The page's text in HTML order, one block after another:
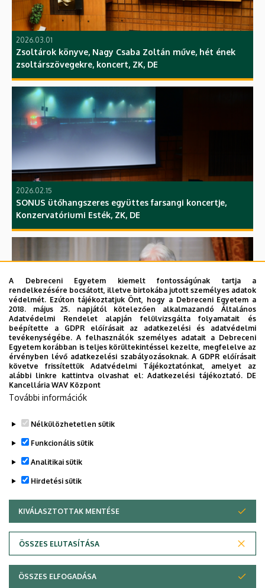
2026.03.01
Zsoltárok könyve, Nagy Csaba Zoltán műve, hét ének
zsoltárszövegekre, koncert, ZK, DE
2026.02.15
SONUS ütőhangszeres együttes farsangi koncertje,
Konzervatóriumi Esték, ZK, DE
2026.02.11
Hogyan kommunikál a zene, Duffek Mihály előadása, ZK,
Professzori Klub, DE
Adatvédelem
A Debreceni Egyetem kiemelt fontosságúnak tartja a
rendelkezésére bocsátott, illetve birtokába jutott személyes adatok
védelmét. Ezúton tájékoztatjuk Önt, hogy a Debreceni Egyetem a
2018. május 25. napjától kötelezően alkalmazandó Általános
Adatvédelmi Rendelet alapján felülvizsgálta folyamatait és
beépítette a GDPR előírásait az adatkezelési és adatvédelmi
tevékenységébe. A felhasználók személyes adatait a Debreceni
Egyetem korábban is teljes körültekintéssel kezelte, megfelelve az
érvényben lévő adatkezelési szabályozásoknak. A GDPR előírásait
követve frissítettük Adatvédelmi Tájékoztatónkat, amelyet az
alábbi linkre kattintva olvashat el:Adatkezelési tájékoztató. DE
Kancellária WAV Központ
További információk
Nélkülözhetetlen sütik
Funkcionális sütik
Analitikai sütik
Hirdetési sütik
KIVÁLASZTOTTAK MENTÉSE
ÖSSZES ELUTASÍTÁSA
WITHDRAW CONSENT
ÖSSZES ELFOGADÁSA